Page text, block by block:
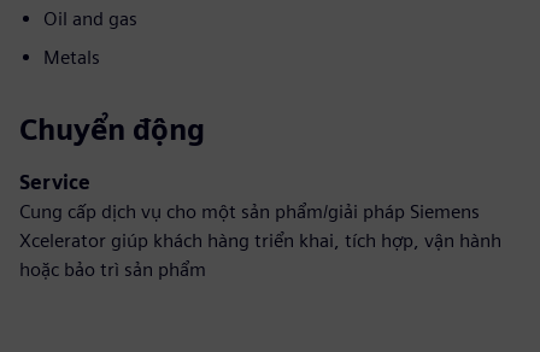
Oil and gas
Metals
Chuyển động
Service
Cung cấp dịch vụ cho một sản phẩm/giải pháp Siemens
Xcelerator giúp khách hàng triển khai, tích hợp, vận hành
hoặc bảo trì sản phẩm